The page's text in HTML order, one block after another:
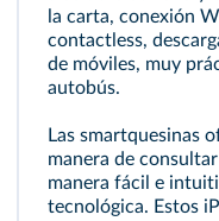
la carta, conexión
contactless,
de móviles, muy
autobús.
Las smartquesinas
manera de
manera fácil e
tecnológica. Estos